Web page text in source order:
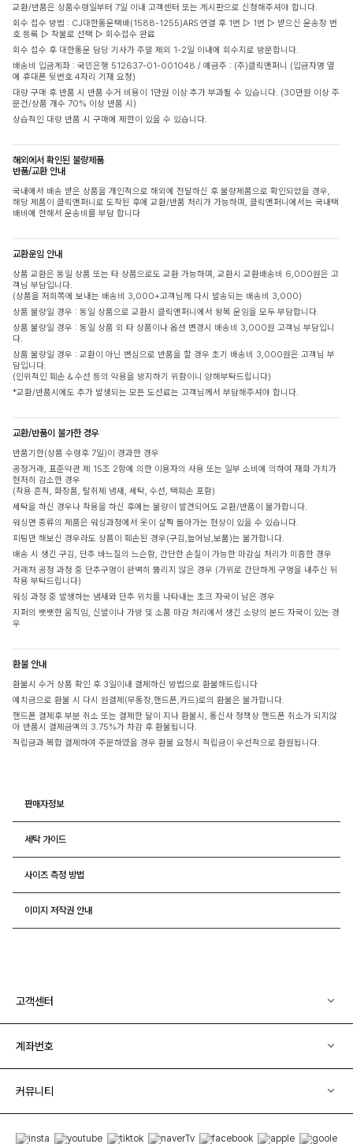
교환/반품은 상품수령일부터 7일 이내 고객센터 또는 게시판으로 신청해주셔야 합니다.
회수 접수 방법 : CJ대한통운택배(1588-1255)ARS 연결 후 1번 ▷ 1번 ▷ 받으신 운송장 번
호 등록 ▷ 착불로 선택 ▷ 회수접수 완료
회수 접수 후 대한통운 담당 기사가 주말 제외 1-2일 이내에 회수지로 방문합니다.
배송비 입금계좌 : 국민은행 512637-01-001048 / 예금주 : (주)클릭앤퍼니 (입금자명 옆
에 휴대폰 뒷번호 4자리 기재 요청)
대량 구매 후 반품 시 반품 수거 비용이 1만원 이상 추가 부과될 수 있습니다. (30만원 이상 주
문건/상품 개수 70% 이상 반품 시)
상습적인 대량 반품 시 구매에 제한이 있을 수 있습니다.
해외에서 확인된 불량제품
반품/교환 안내
국내에서 배송 받은 상품을 개인적으로 해외에 전달하신 후 불량제품으로 확인되었을 경우,
해당 제품이 클릭앤퍼니로 도착된 후에 교환/반품 처리가 가능하며, 클릭앤퍼니에서는 국내택
배비에 한해서 운송비를 부담 합니다
교환운임 안내
상품 교환은 동일 상품 또는 타 상품으로도 교환 가능하며, 교환시 교환배송비 6,000원은 고
객님 부담입니다.
(상품을 저희쪽에 보내는 배송비 3,000+고객님께 다시 발송되는 배송비 3,000)
상품 불량일 경우 : 동일 상품으로 교환시 클릭앤퍼니에서 왕복 운임을 모두 부담합니다.
상품 불량일 경우 : 동일 상품 외 타 상품이나 옵션 변경시 배송비 3,000원 고객님 부담입니
다.
상품 불량일 경우 : 교환이 아닌 변심으로 반품을 할 경우 초기 배송비 3,000원은 고객님 부
담입니다.
(인위적인 훼손 & 수선 등의 악용을 방지하기 위함이니 양해부탁드립니다)
*교환/반품시에도 추가 발생되는 모든 도선료는 고객님께서 부담해주셔야 합니다.
교환/반품이 불가한 경우
반품기한(상품 수령후 7일)이 경과한 경우
공정거래, 표준약관 제 15조 2항에 의한 이용자의 사용 또는 일부 소비에 의하여 재화 가치가
현저히 감소한 경우
(착용 흔적, 화장품, 탈취제 냄새, 세탁, 수선, 택훼손 포함)
세탁을 하신 경우나 착용을 하신 후에는 불량이 발견되어도 교환/반품이 불가합니다.
워싱면 종류의 제품은 워싱과정에서 옷이 살짝 돌아가는 현상이 있을 수 있습니다.
피팅만 해보신 경우라도 상품이 훼손된 경우(구김,늘어남,보풀)는 불가합니다.
배송 시 생긴 구김, 단추 바느질의 느슨함, 간단한 손질이 가능한 마감실 처리가 미흡한 경우
거래처 공정 과정 중 단추구멍이 완벽히 뚫리지 않은 경우 (가위로 간단하게 구멍을 내주신 뒤
착용 부탁드립니다)
워싱 과정 중 발생하는 냄새와 단추 위치를 나타내는 초크 자국이 남은 경우
지퍼의 뻣뻣한 움직임, 신발이나 가방 및 소품 마감 처리에서 생긴 소량의 본드 자국이 있는 경
우
환불 안내
환불시 수거 상품 확인 후 3일이내 결제하신 방법으로 환불해드립니다
예치금으로 환불 시 다시 원결제(무통장,핸드폰,카드)로의 환불은 불가합니다.
핸드폰 결제후 부분 취소 또는 결제한 달이 지나 환불시, 통신사 정책상 핸드폰 취소가 되지않
아 반품시 결제금액의 3.75%가 차감 후 환불됩니다.
적립금과 복합 결제하여 주문하였을 경우 환불 요청시 적립금이 우선적으로 환원됩니다.
판매자정보
세탁 가이드
사이즈 측정 방법
이미지 저작권 안내
고객센터
계좌번호
커뮤니티